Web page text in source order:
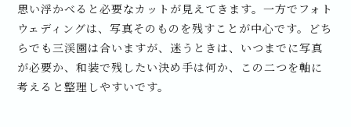
思い浮かべると必要なカットが見えてきます。一方でフォト
ウェディングは、写真そのものを残すことが中心です。どち
らでも三渓園は合いますが、迷うときは、いつまでに写真
が必要か、和装で残したい決め手は何か、この二つを軸に
考えると整理しやすいです。